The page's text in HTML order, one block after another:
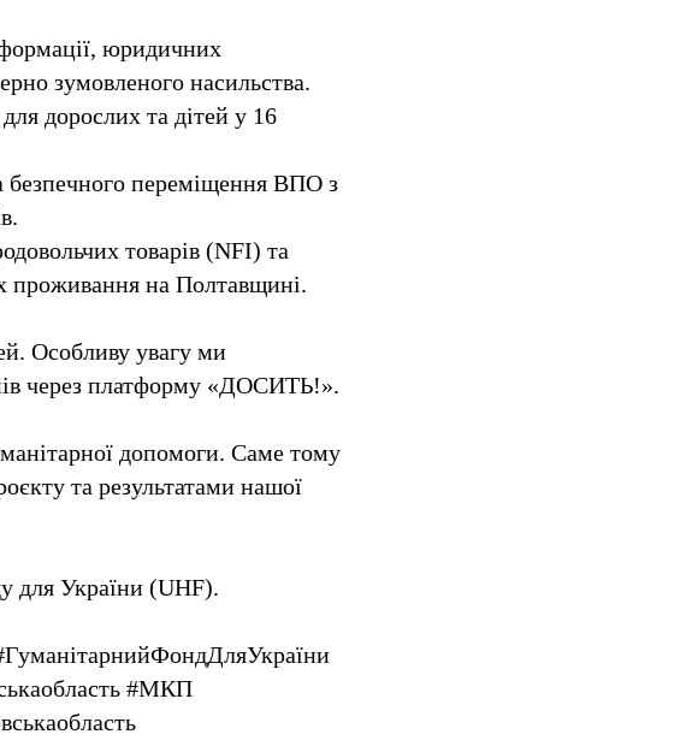
юридичних
зумовленого насильства.
дорослих та дітей у 16
безпечного переміщення ВПО з
товарів (NFI) та
проживання на Полтавщині.
Особливу увагу ми
через платформу «ДОСИТЬ!».
допомоги. Саме тому
та результатами нашої
для України (UHF).
#МКП